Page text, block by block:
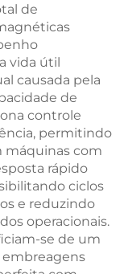
de
vida útil
causada pela
de
controle
permitindo
máquinas com
rápido
ciclos
e reduzindo
operacionais.
se de um